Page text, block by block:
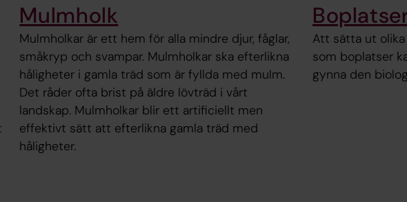
Mulmholk
Mulmholkar är ett hem för alla mindre djur, fåglar,
småkryp och svampar. Mulmholkar ska efterlikna
håligheter i gamla träd som är fyllda med mulm.
Det råder ofta brist på äldre lövträd i vårt
landskap. Mulmholkar blir ett artificiellt men
effektivt sätt att efterlikna gamla träd med
håligheter.
Att sätta ut
som boplatser
gynna den